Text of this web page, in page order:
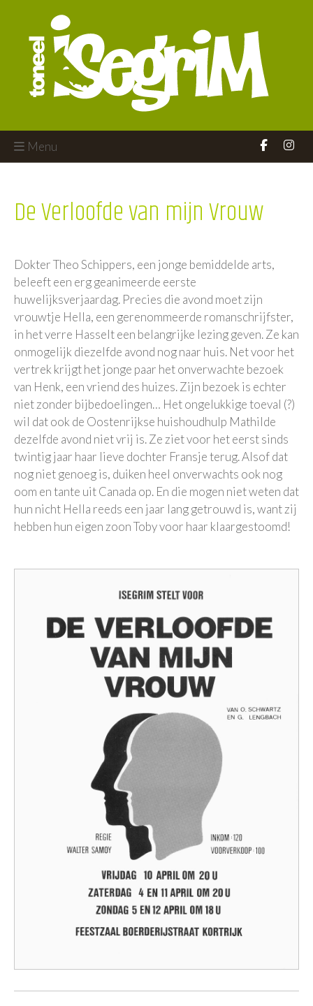
Menu
De Verloofde van mijn Vrouw
Dokter Theo Schippers, een jonge bemiddelde arts,
beleeft een erg geanimeerde eerste
huwelijksverjaardag. Precies die avond moet zijn
vrouwtje Hella, een gerenommeerde romanschrijfster,
in het verre Hasselt een belangrijke lezing geven. Ze kan
onmogelijk diezelfde avond nog naar huis. Net voor het
vertrek krijgt het jonge paar het onverwachte bezoek
van Henk, een vriend des huizes. Zijn bezoek is echter
niet zonder bijbedoelingen… Het ongelukkige toeval (?)
wil dat ook de Oostenrijkse huishoudhulp Mathilde
dezelfde avond niet vrij is. Ze ziet voor het eerst sinds
twintig jaar haar lieve dochter Fransje terug. Alsof dat
nog niet genoeg is, duiken heel onverwachts ook nog
oom en tante uit Canada op. En die mogen niet weten dat
hun nicht Hella reeds een jaar lang getrouwd is, want zij
hebben hun eigen zoon Toby voor haar klaargestoomd!